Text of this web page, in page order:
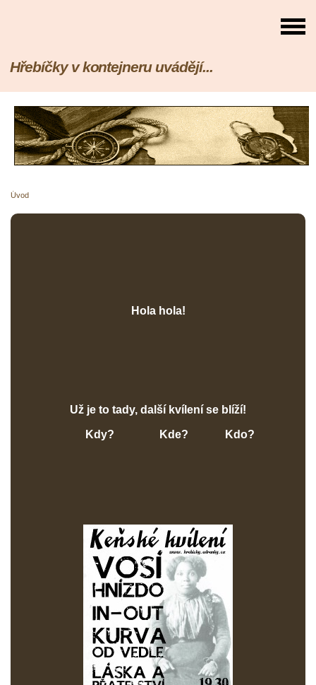
Hřebíčky v kontejneru uvádějí...
Úvod
Hola hola!
Už je to tady, další kvílení se blíží!
Kdy? Kde? Kdo?